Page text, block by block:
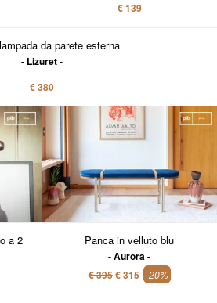
€ 139
da parete esterna
Lizuret
€ 380
a 2
Panca in velluto blu
Aurora
€ 395€ 315 -20%